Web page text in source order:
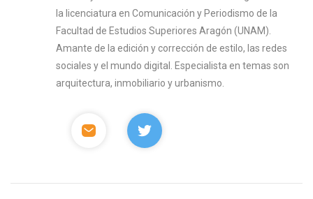
la licenciatura en Comunicación y Periodismo de la
Facultad de Estudios Superiores Aragón (UNAM).
Amante de la edición y corrección de estilo, las redes
sociales y el mundo digital. Especialista en temas son
arquitectura, inmobiliario y urbanismo.